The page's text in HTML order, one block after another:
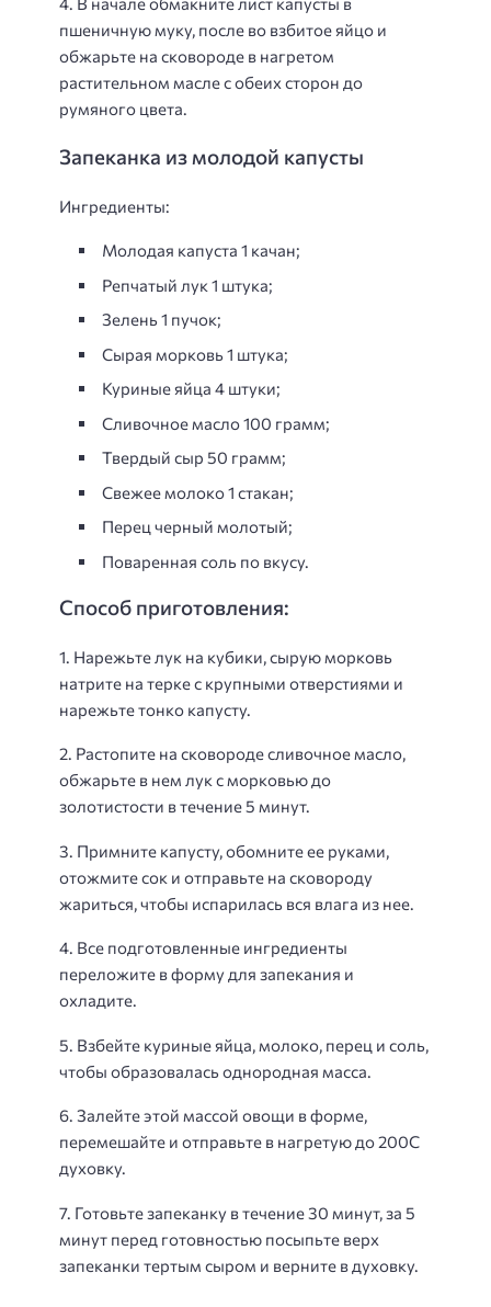
пшеничную муку, после во взбитое яйцо и
обжарьте на сковороде в нагретом
растительном масле с обеих сторон до
румяного цвета.
Запеканка из молодой капусты
Ингредиенты:
Молодая капуста 1 качан;
Репчатый лук 1 штука;
Зелень 1 пучок;
Сырая морковь 1 штука;
Куриные яйца 4 штуки;
Сливочное масло 100 грамм;
Твердый сыр 50 грамм;
Свежее молоко 1 стакан;
Перец черный молотый;
Поваренная соль по вкусу.
Способ приготовления:
1. Нарежьте лук на кубики, сырую морковь
натрите на терке с крупными отверстиями и
нарежьте тонко капусту.
2. Растопите на сковороде сливочное масло,
обжарьте в нем лук с морковью до
золотистости в течение 5 минут.
3. Примните капусту, обомните ее руками,
отожмите сок и отправьте на сковороду
жариться, чтобы испарилась вся влага из нее.
4. Все подготовленные ингредиенты
переложите в форму для запекания и
охладите.
5. Взбейте куриные яйца, молоко, перец и соль,
чтобы образовалась однородная масса.
6. Залейте этой массой овощи в форме,
перемешайте и отправьте в нагретую до 200С
духовку.
7. Готовьте запеканку в течение 30 минут, за 5
минут перед готовностью посыпьте верх
запеканки тертым сыром и верните в духовку.